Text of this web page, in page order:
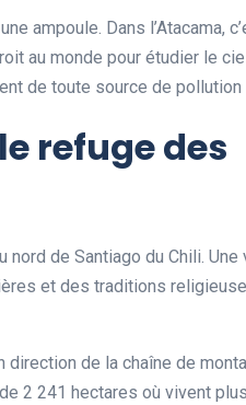
ampoule. Dans l’Atacama,
au monde pour étudier le
de toute source de pollution
refuge des
nord de Santiago du Chili.
et des traditions
de la chaîne de
2 241 hectares où vivent